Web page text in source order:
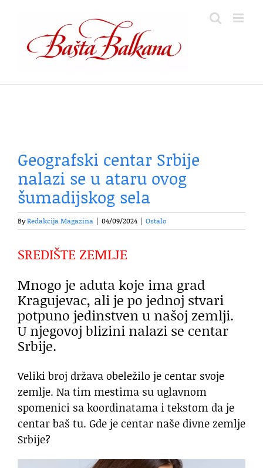
content
Geografski centar Srbije
nalazi se u ataru ovog
šumadijskog sela
ByRedakcija Magazina 04/09/2024 Ostalo
SREDIŠTE ZEMLJE
Mnogo je aduta koje ima grad
Kragujevac, ali je po jednoj stvari
potpuno jedinstven u našoj zemlji.
U njegovoj blizini nalazi se centar
Srbije.
Veliki broj država obeležilo je centar svoje
zemlje. Na tim mestima su uglavnom
spomenici sa koordinatama i tekstom da je
centar baš tu. Gde je centar naše divne zemlje
Srbije?